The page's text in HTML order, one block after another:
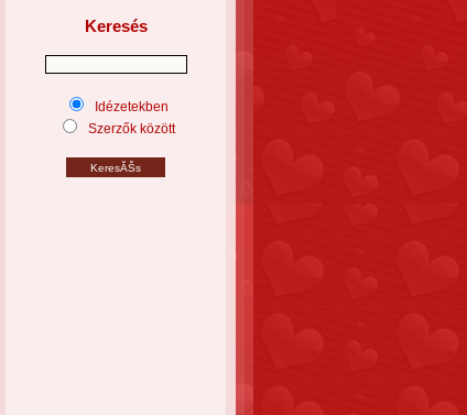
Keresés
Idézetekben
Szerzők között